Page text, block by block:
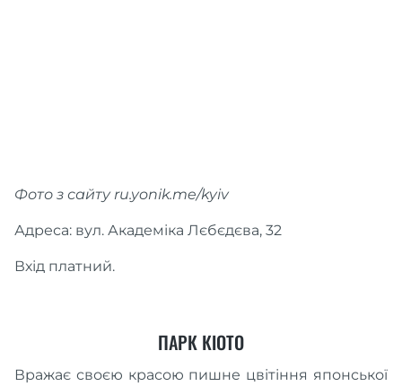
Фото з сайту ru.yonik.me/kyiv
Адреса: вул. Академіка Лєбєдєва, 32
Вхід платний.
ПАРК КІОТО
Вражає своєю красою пишне цвітіння японської